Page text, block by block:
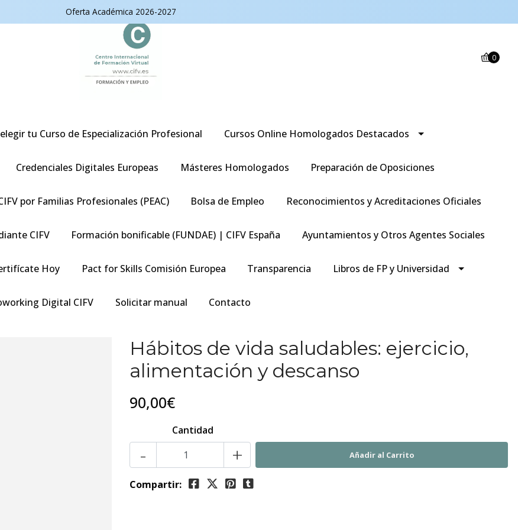
Oferta Académica 2026-2027
0
tu Curso de Especialización Profesional Cursos Online Homologados Destacados
Credenciales Digitales Europeas Másteres Homologados Preparación de Oposiciones
por Familias Profesionales (PEAC) Bolsa de Empleo Reconocimientos y Acreditaciones Oficiales
CIFV Formación bonificable (FUNDAE) | CIFV España Ayuntamientos y Otros Agentes Sociales
Hoy Pact for Skills Comisión Europea Transparencia Libros de FP y Universidad
Digital CIFV Solicitar manual Contacto
Hábitos de vida saludables: ejercicio,
alimentación y descanso
90,00€
Cantidad
- +
Compartir: